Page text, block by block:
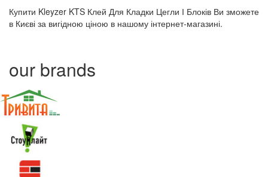
Купити Kleyzer KTS Клей Для Кладки Цегли І Блоків Ви зможете
в Києві за вигідною ціною в нашому інтернет-магазині.
our brands